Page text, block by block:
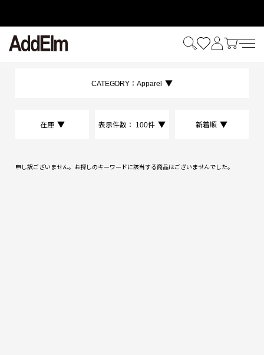
HOME ALL
CATEGORY：Apparel
在庫 表示件数： 100件 新着順
申し訳ございません。お探しのキーワードに該当する商品はございませんでした。